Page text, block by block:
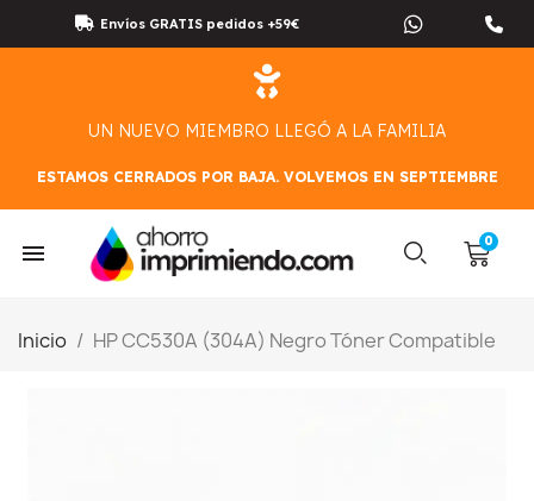
Envíos GRATIS pedidos +59€
UN NUEVO MIEMBRO LLEGÓ A LA FAMILIA
ESTAMOS CERRADOS POR BAJA. VOLVEMOS EN SEPTIEMBRE
Inicio HP CC530A (304A) Negro Tóner Compatible